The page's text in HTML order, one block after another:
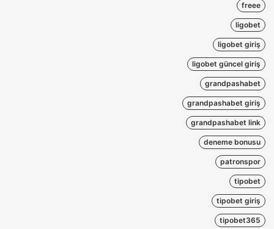
freee
ligobet
ligobet giriş
ligobet güncel giriş
grandpashabet
grandpashabet giriş
grandpashabet link
deneme bonusu
patronspor
tipobet
tipobet giriş
tipobet365